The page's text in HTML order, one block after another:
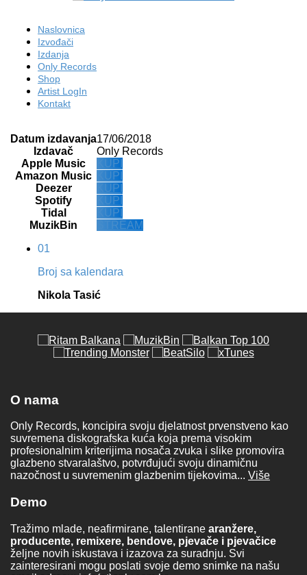
Naslovnica
Izvođači
Izdanja
Only Records
Shop
Artist LogIn
Kontakt
Datum izdavanja17/06/2018
Izdavač
Only Records
Apple Music
KUPI
Amazon Music
KUPI
Deezer
KUPI
Spotify
KUPI
Tidal
KUPI
MuzikBin
STREAM
01
Broj sa kalendara
Nikola Tasić
O nama
Only Records, koncipira svoju djelatnost prvenstveno kao
suvremena diskografska kuća koja prema visokim
profesionalnim kriterijima nosača zvuka i slike promovira
glazbeno stvaralaštvo, potvrđujući svoju dinamičnu
nazočnost u suvremenim glazbenim tijekovima... Više
Demo
Tražimo mlade, neafirmirane, talentirane aranžere,
producente, remixere, bendove, pjevače i pjevačice
željne novih iskustava i izazova za suradnju. Svi
zainteresirani mogu poslati svoje demo snimke na našu